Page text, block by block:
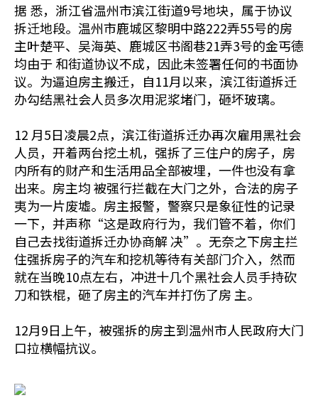
据 悉，浙江省温州市滨江街道9号地块，属于协议
拆迁地段。温州市鹿城区黎明中路222弄55号的房
主叶楚平、吴海英、鹿城区书阁巷21弄3号的金丐德
均由于 和街道协议不成，因此未签署任何的书面协
议。为逼迫房主搬迁，自11月以来，滨江街道拆迁
办勾结黑社会人员多次用泥浆堵门，砸坏玻璃。
12 月5日凌晨2点，滨江街道拆迁办再次雇用黑社会
人员，开着两台挖土机，强拆了三住户的房子，房
内所有的财产和生活用品全部被埋，一件也没有拿
出来。房主均 被强行拦截在大门之外，合法的房子
夷为一片废墟。房主报警，警察只是象征性的记录
一下，并声称“这是政府行为，我们管不着，你们
自己去找街道拆迁办协商解 决”。无奈之下房主拦
住强拆房子的汽车和挖机等待有关部门介入，然而
就在当晚10点左右，冲进十几个黑社会人员手持砍
刀和铁棍，砸了房主的汽车并打伤了房 主。
12月9日上午，被强拆的房主到温州市人民政府大门
口拉横幅抗议。